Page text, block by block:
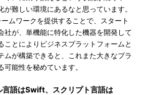
が難しい環境にあるなと思っています。
ムワークを提供することで、スタート
社が、単機能に特化した機器を開発して
ことによりビジネスプラットフォームと
ムが構築できると、これまた大きなプラ
可能性を秘めています。
語はSwift、スクリプト言語は